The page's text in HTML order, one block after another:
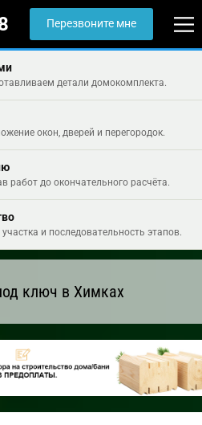
Перезвоните мне
детали домокомплекта.
окон, дверей и перегородок.
работ до окончательного расчёта.
и последовательность этапов.
ключ в Химках